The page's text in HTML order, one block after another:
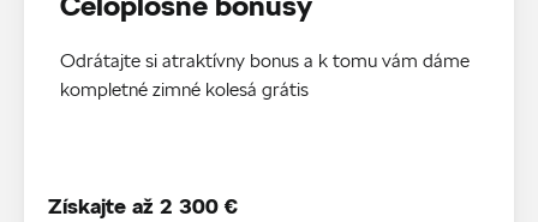
Odrátajte si atraktívny bonus a k tomu vám dáme
kompletné zimné kolesá grátis
Získajte až 2 300 €